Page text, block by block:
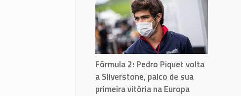
Fórmula 2: Pedro Piquet volta
a Silverstone, palco de sua
primeira vitória na Europa